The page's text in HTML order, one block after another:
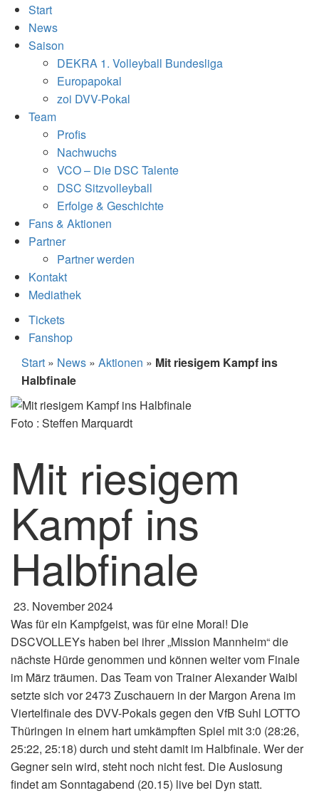
Start
News
Saison
DEKRA 1. Volleyball Bundesliga
Europapokal
zoi DVV-Pokal
Team
Profis
Nachwuchs
VCO – Die DSC Talente
DSC Sitzvolleyball
Erfolge & Geschichte
Fans & Aktionen
Partner
Partner werden
Kontakt
Mediathek
Tickets
Fanshop
Start » News » Aktionen » Mit riesigem Kampf ins
Halbfinale
Foto : Steffen Marquardt
Mit riesigem
Kampf ins
Halbfinale
23. November 2024
Was für ein Kampfgeist, was für eine Moral! Die
DSCVOLLEYs haben bei ihrer „Mission Mannheim“ die
nächste Hürde genommen und können weiter vom Finale
im März träumen. Das Team von Trainer Alexander Waibl
setzte sich vor 2473 Zuschauern in der Margon Arena im
Viertelfinale des DVV-Pokals gegen den VfB Suhl LOTTO
Thüringen in einem hart umkämpften Spiel mit 3:0 (28:26,
25:22, 25:18) durch und steht damit im Halbfinale. Wer der
Gegner sein wird, steht noch nicht fest. Die Auslosung
findet am Sonntagabend (20.15) live bei Dyn statt.